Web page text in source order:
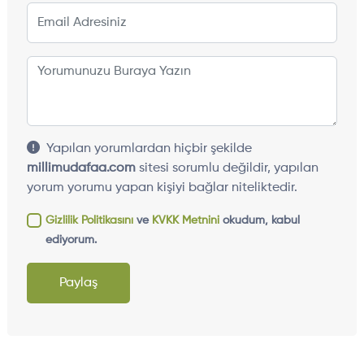
Yapılan yorumlardan hiçbir şekilde
millimudafaa.comsitesi sorumlu değildir, yapılan
yorum yorumu yapan kişiyi bağlar niteliktedir.
Gizlilik Politikasınıve KVKK Metniniokudum, kabul
ediyorum.
Paylaş